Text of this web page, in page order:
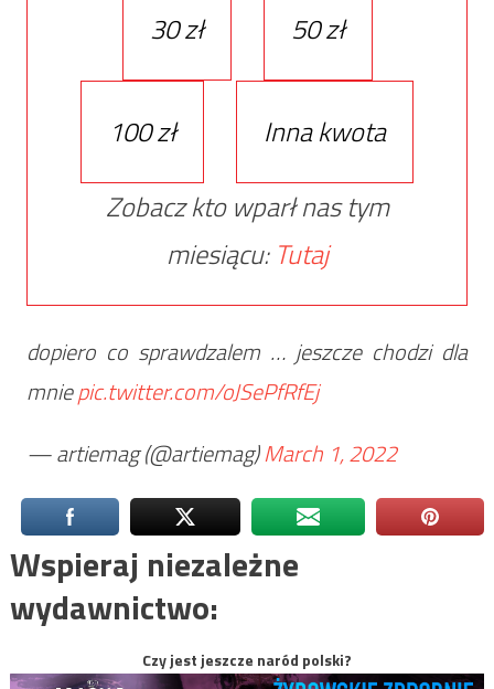
30 zł 50 zł
100 zł
Inna kwota
Zobacz kto wparł nas tym
miesiącu: Tutaj
dopiero co sprawdzalem … jeszcze chodzi dla
mniepic.twitter.com/oJSePfRfEj
— artiemag (@artiemag)March 1, 2022
Wspieraj niezależne
wydawnictwo:
Czy jest jeszcze naród polski?